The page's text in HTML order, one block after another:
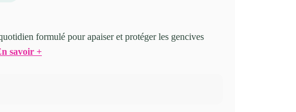
formulé pour apaiser et protéger les gencives
savoir +